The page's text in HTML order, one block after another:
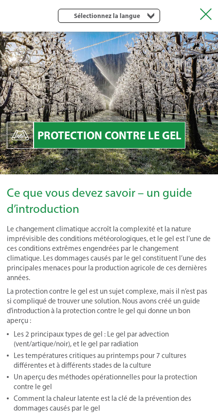
Sélectionnez la langue
PROTECTION CONTRE LE GEL
Ce que vous devez savoir – un guide
d’introduction
Le changement climatique accroît la complexité et la nature
imprévisible des conditions météorologiques, et le gel est l’une de
ces conditions extrêmes engendrées par le changement
climatique. Les dommages causés par le gel constituent l’une des
principales menaces pour la production agricole de ces dernières
années.
La protection contre le gel est un sujet complexe, mais il n’est pas
si compliqué de trouver une solution. Nous avons créé un guide
d’introduction à la protection contre le gel qui donne un bon
aperçu :
Les 2 principaux types de gel : Le gel par advection
(vent/artique/noir), et le gel par radiation
Les températures critiques au printemps pour 7 cultures
différentes et à différents stades de la culture
Un aperçu des méthodes opérationnelles pour la protection
contre le gel
Comment la chaleur latente est la clé de la prévention des
dommages causés par le gel